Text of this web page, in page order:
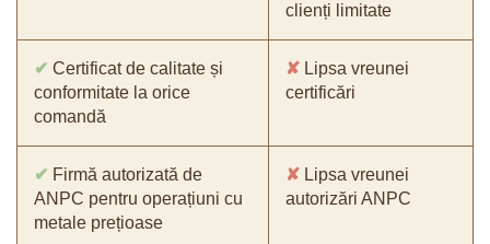
clienți limitate
✔ Certificat de calitate și
conformitate la orice
comandă
✘ Lipsa vreunei
certificări
✔ Firmă autorizată de
ANPC pentru operațiuni cu
metale prețioase
✘ Lipsa vreunei
autorizări ANPC